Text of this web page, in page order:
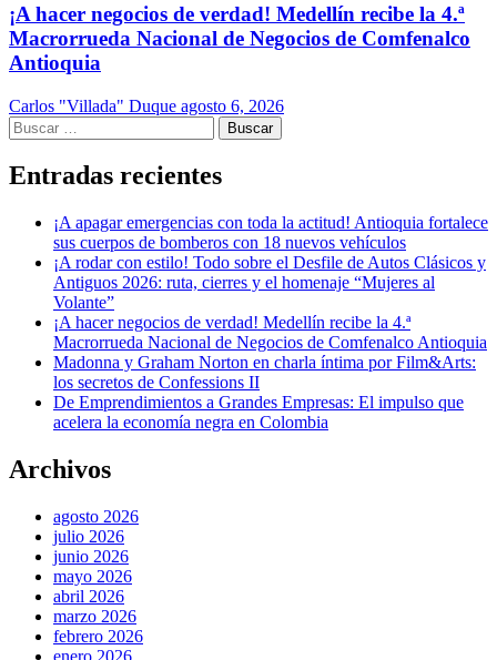
¡A hacer negocios de verdad! Medellín recibe la 4.ª
Macrorrueda Nacional de Negocios de Comfenalco
Antioquia
Carlos "Villada" Duque agosto 6, 2026
Buscar:
Entradas recientes
¡A apagar emergencias con toda la actitud! Antioquia fortalece
sus cuerpos de bomberos con 18 nuevos vehículos
¡A rodar con estilo! Todo sobre el Desfile de Autos Clásicos y
Antiguos 2026: ruta, cierres y el homenaje “Mujeres al
Volante”
¡A hacer negocios de verdad! Medellín recibe la 4.ª
Macrorrueda Nacional de Negocios de Comfenalco Antioquia
Madonna y Graham Norton en charla íntima por Film&Arts:
los secretos de Confessions II
De Emprendimientos a Grandes Empresas: El impulso que
acelera la economía negra en Colombia
Archivos
agosto 2026
julio 2026
junio 2026
mayo 2026
abril 2026
marzo 2026
febrero 2026